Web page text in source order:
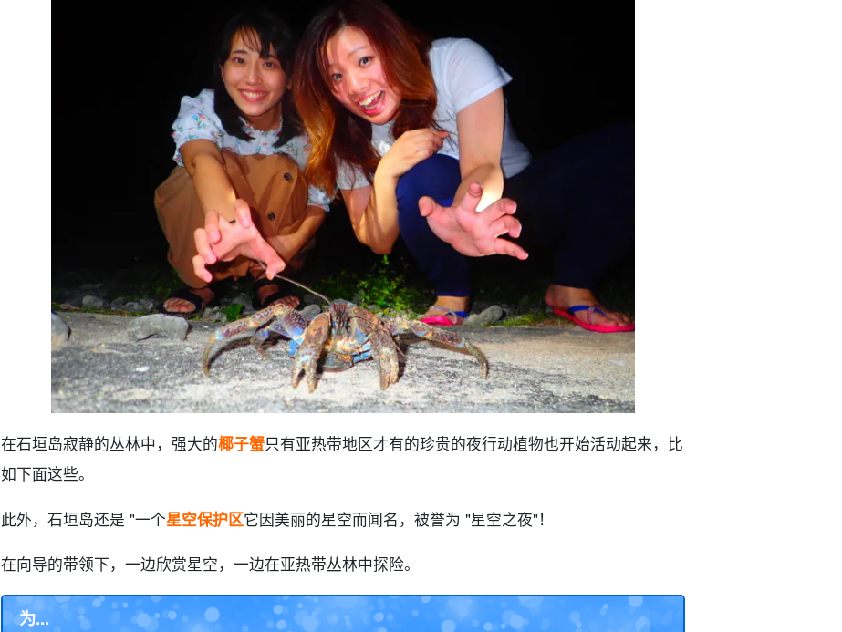
在石垣岛寂静的丛林中，强大的椰子蟹只有亚热带地区才有的珍贵的夜行动植物也开始活动起来，比
如下面这些。
此外，石垣岛还是 "一个星空保护区它因美丽的星空而闻名，被誉为 "星空之夜"！
在向导的带领下，一边欣赏星空，一边在亚热带丛林中探险。
为...